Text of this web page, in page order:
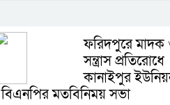
ফরিদপুরে মাদক
সন্ত্রাস প্রতিরোধে
কানাইপুর
বিএনপির মতবিনিময় সভা